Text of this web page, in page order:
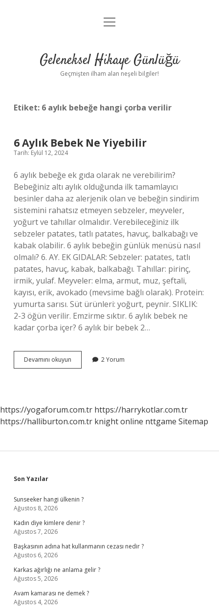
Anasayfa
Yasal Uyarı
menüyü
Geleneksel Hikaye Günlüğü
Geçmişten ilham alan neşeli bilgiler!
Etiket: 6 aylık bebeğe hangi çorba verilir
6 Aylık Bebek Ne Yiyebilir
Tarih: Eylül 12, 2024
6 aylık bebeğe ek gıda olarak ne verebilirim?
Bebeğiniz altı aylık olduğunda ilk tamamlayıcı
besinler daha az alerjenik olan ve bebeğin sindirim
sistemini rahatsız etmeyen sebzeler, meyveler,
yoğurt ve tahıllar olmalıdır. Verebileceğiniz ilk
sebzeler patates, tatlı patates, havuç, balkabağı ve
kabak olabilir. 6 aylık bebeğin günlük menüsü nasıl
olmalı? 6. AY. EK GIDALAR: Sebzeler: patates, tatlı
patates, havuç, kabak, balkabağı. Tahıllar: pirinç,
irmik, yulaf. Meyveler: elma, armut, muz, şeftali,
kayısı, erik, avokado (mevsime bağlı olarak). Protein:
yumurta sarısı. Süt ürünleri: yoğurt, peynir. SIKLIK:
2-3 öğün verilir. Emzirme sıktır. 6 aylık bebek ne
kadar çorba içer? 6 aylık bir bebek 2…
Devamını okuyun
Aylık
2 Yorum
https://yogaforum.com.tr https://harrykotlar.com.tr
https://halliburton.com.tr knight online nttgame Sitemap
Sidebar
Son Yazılar
Sunseeker hangi ülkenin ?
Ağustos 8, 2026
Kadın diye kimlere denir ?
Ağustos 7, 2026
Başkasının adına hat kullanmanın cezası nedir ?
Ağustos 6, 2026
Karkas ağırlığı ne anlama gelir ?
Ağustos 5, 2026
Avam kamarası ne demek ?
Ağustos 4, 2026